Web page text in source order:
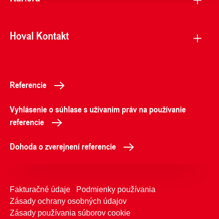
Hoval Kontakt
Referencie
Vyhlásenie o súhlase s užívaním práv na používanie
referencie
Dohoda o zverejnení referencie
Fakturačné údaje
Podmienky používania
Zásady ochrany osobných údajov
Zásady používania súborov cookie